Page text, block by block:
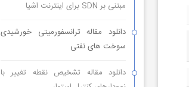
مبتنی بر SDN برای اینترنت اشیا
دانلود مقاله ترانسفورمیتی خورشیدی
سوخت های نفتی
دانلود مقاله تشخیص نقطه تغییر با